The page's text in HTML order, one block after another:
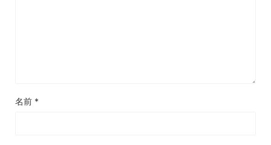
名前 *